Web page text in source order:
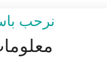
نرحب